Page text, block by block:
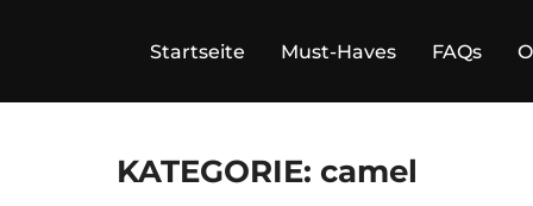
Startseite Must-Haves FAQs
KATEGORIE: camel